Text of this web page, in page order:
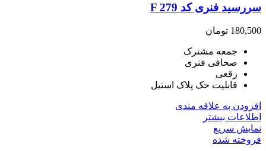
سررسید فنری کد F 279
180,500 تومان
جمعه مشترک
صحافی فنری
رقعی
قابلیت حک پلاک استیل
افزودن به علاقه مندی
اطلاعات بیشتر
نمایش سریع
فروخته شده